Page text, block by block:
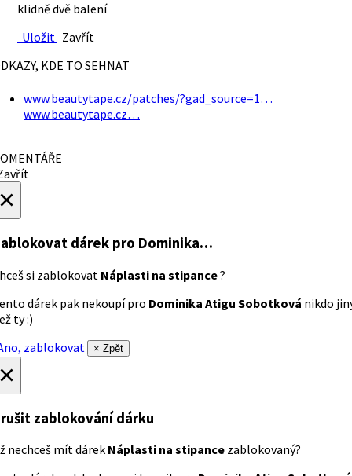
klidně dvě balení
Uložit Zavřít
KDE TO SEHNAT
www.beautytape.cz/patches/?gad_source=1…
www.beautytape.cz…
dárek pro Dominika…
si zablokovat Náplasti na stipance?
dárek pak nekoupí pro Dominika Atigu Sobotková nikdo
ty :)
zablokovat
× Zpět
zablokování dárku
nechceš mít dárek Náplasti na stipance zablokovaný?